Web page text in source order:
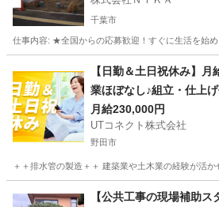
千葉市
仕事内容: ★全国からの応募歓迎！すぐに生活を始
建築 スタッフ
【日勤＆土日祝休み】
業ほぼなし♪組立・仕上
活躍中＜茨城県守谷市＞
月給230,000円
UTコネクト株式会社
野田市
＋＋排水管の製造＋＋ 建築業や土木業の経験が
大工
【公共工事の現場補助